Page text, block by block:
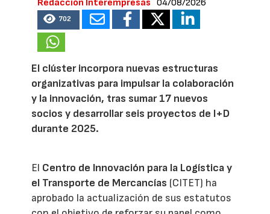
Redacción Interempresas 04/08/2026
702
El clúster incorpora nuevas estructuras
organizativas para impulsar la colaboración
y la innovación, tras sumar 17 nuevos
socios y desarrollar seis proyectos de I+D
durante 2025.
El Centro de Innovación para la Logística y
el Transporte de Mercancías (CITET) ha
aprobado la actualización de sus estatutos